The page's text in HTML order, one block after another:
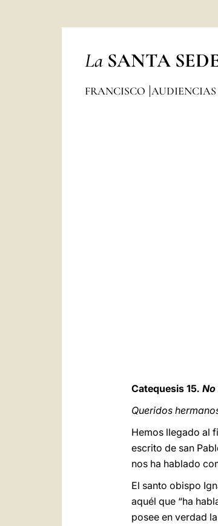
La SANTA
FRANCISCO AUDIENCIAS
Catequesis 15.
Queridos
Hemos llegado al
escrito de san
nos ha hablado
El santo obispo
aquél que “ha
posee en verdad